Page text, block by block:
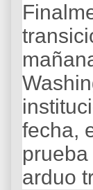
fecha,
arduo